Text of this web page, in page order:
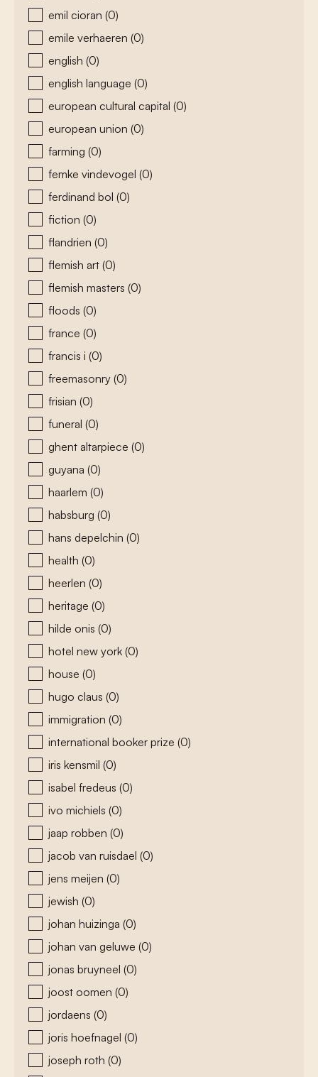
emil cioran (0)
emile verhaeren (0)
english (0)
english language (0)
european cultural capital (0)
european union (0)
farming (0)
femke vindevogel (0)
ferdinand bol (0)
fiction (0)
flandrien (0)
flemish art (0)
flemish masters (0)
floods (0)
france (0)
francis i (0)
freemasonry (0)
frisian (0)
funeral (0)
ghent altarpiece (0)
guyana (0)
haarlem (0)
habsburg (0)
hans depelchin (0)
health (0)
heerlen (0)
heritage (0)
hilde onis (0)
hotel new york (0)
house (0)
hugo claus (0)
immigration (0)
international booker prize (0)
iris kensmil (0)
isabel fredeus (0)
ivo michiels (0)
jaap robben (0)
jacob van ruisdael (0)
jens meijen (0)
jewish (0)
johan huizinga (0)
johan van geluwe (0)
jonas bruyneel (0)
joost oomen (0)
jordaens (0)
joris hoefnagel (0)
joseph roth (0)